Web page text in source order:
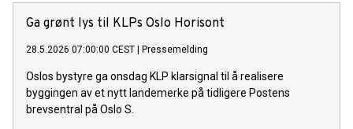
Ga grønt lys til KLPs Oslo Horisont
28.5.2026 07:00:00 CEST Pressemelding
Oslos bystyre ga onsdag KLP klarsignal til å realisere
byggingen av et nytt landemerke på tidligere Postens
brevsentral på Oslo S.